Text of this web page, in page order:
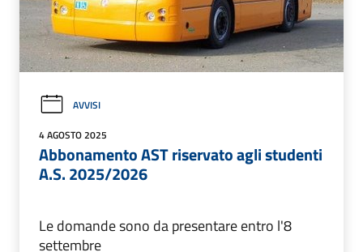
AVVISI
4 AGOSTO 2025
Abbonamento AST riservato agli studenti
A.S. 2025/2026
Le domande sono da presentare entro l'8
settembre